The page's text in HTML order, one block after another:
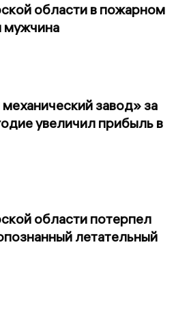
области в пожарном
мужчина
завод» за
увеличил прибыль в
области потерпел
летательный